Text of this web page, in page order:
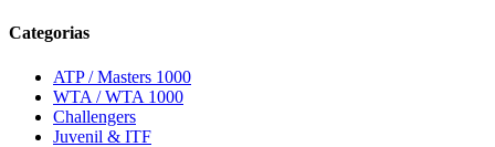
Categorias
ATP / Masters 1000
WTA / WTA 1000
Challengers
Juvenil & ITF